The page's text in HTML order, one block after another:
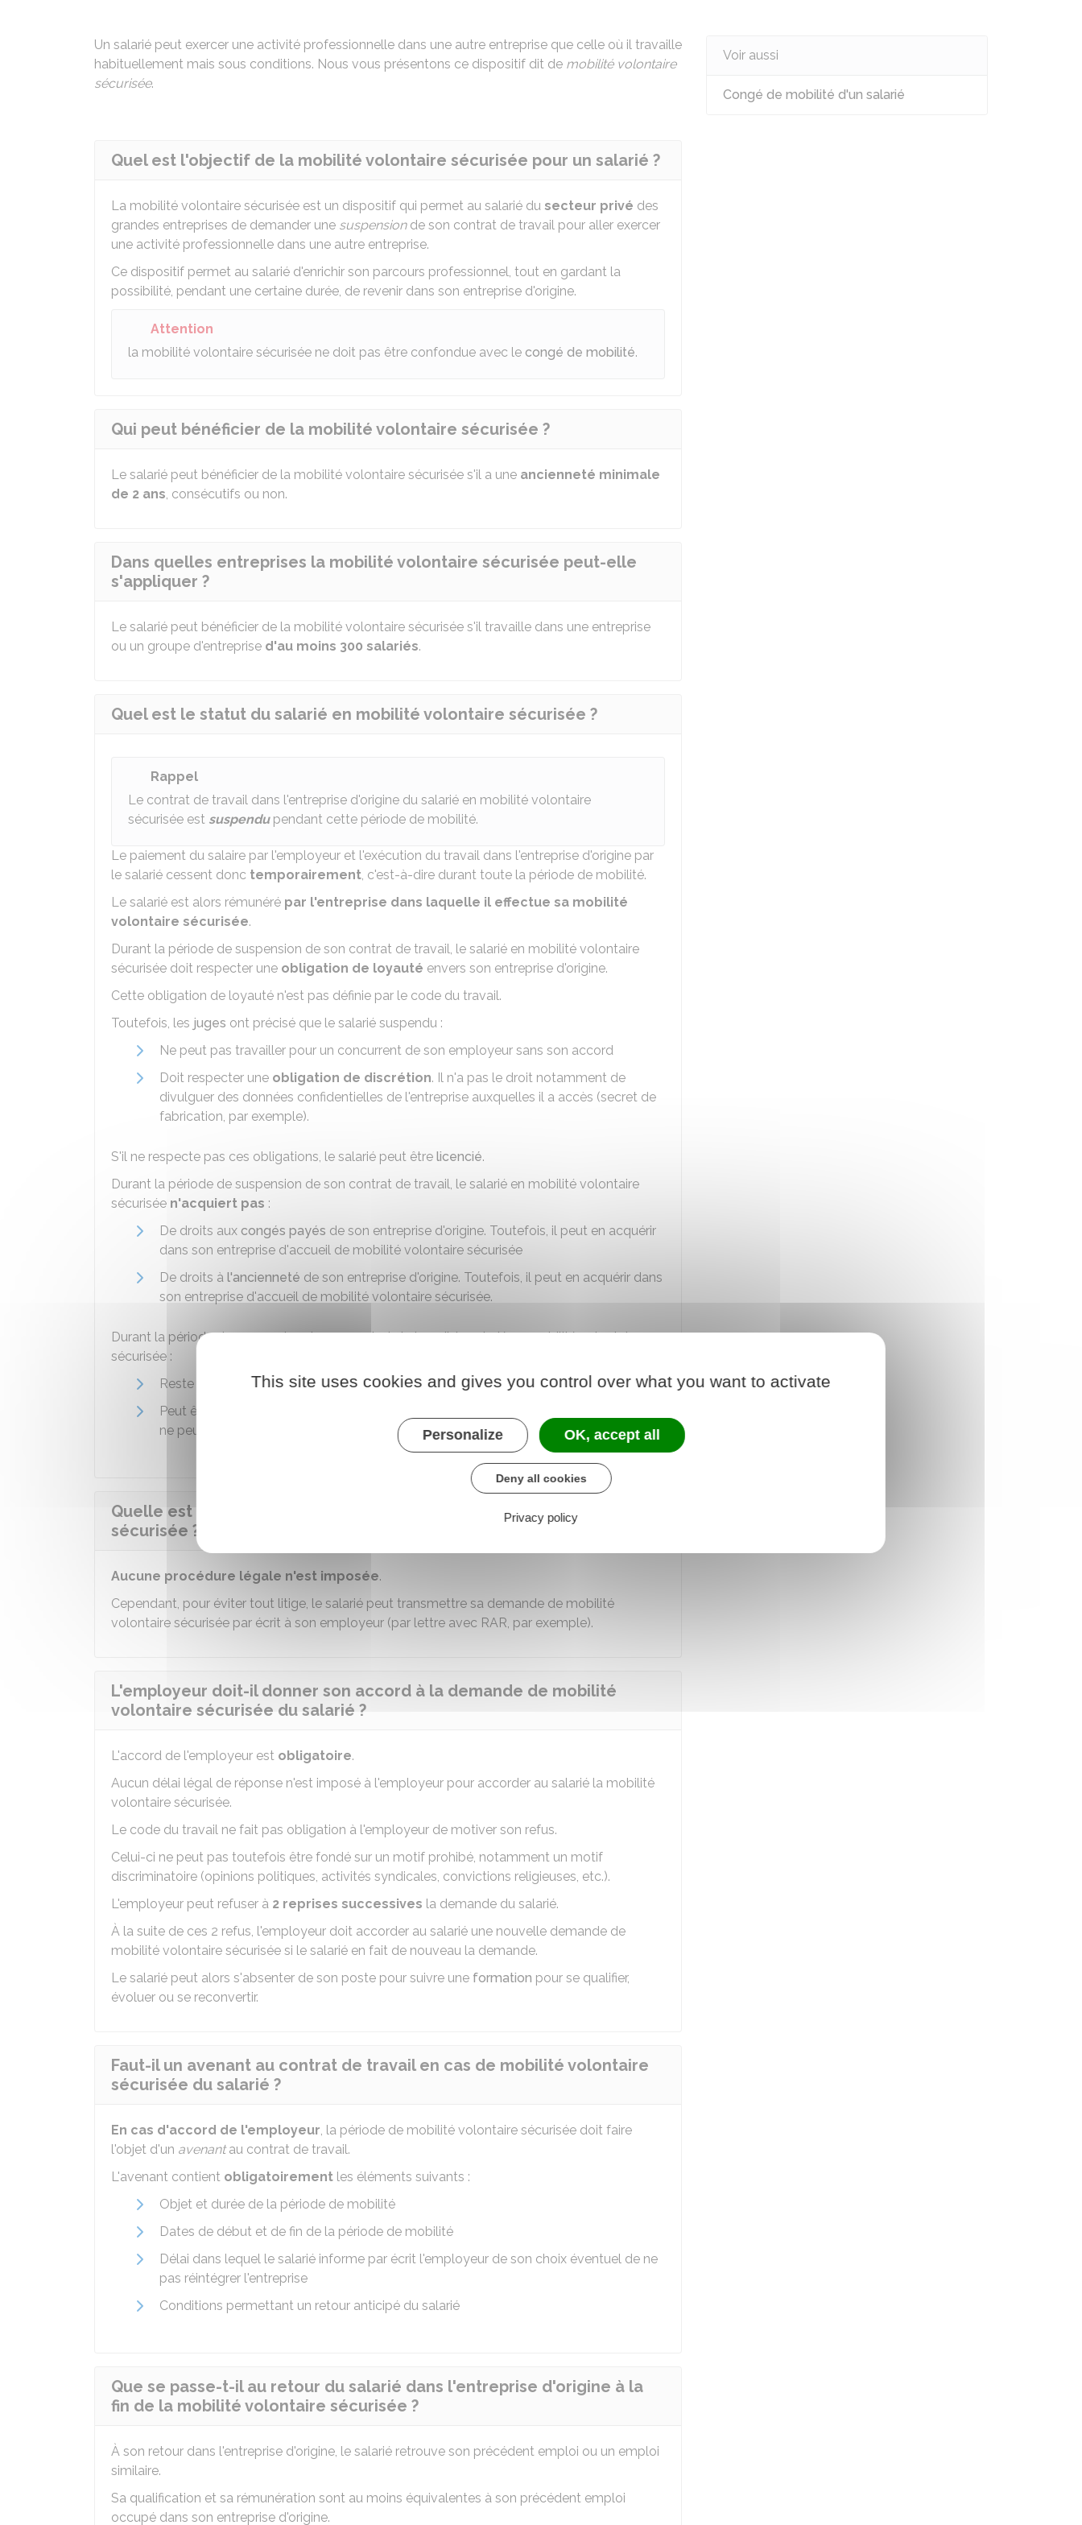
Un salarié peut exercer une activité professionnelle dans une autre entreprise que celle où il travaille
habituellement mais sous conditions. Nous vous présentons ce dispositif dit de mobilité volontaire
sécurisée.
Quel est l'objectif de la mobilité volontaire sécurisée pour un salarié ?
La mobilité volontaire sécurisée est un dispositif qui permet au salarié du secteur privé des
grandes entreprises de demander une suspensionde son contrat de travail pour aller exercer
une activité professionnelle dans une autre entreprise.
Ce dispositif permet au salarié d'enrichir son parcours professionnel, tout en gardant la
possibilité, pendant une certaine durée, de revenir dans son entreprise d'origine.
Attention
la mobilité volontaire sécurisée ne doit pas être confondue avec le congé de mobilité.
Qui peut bénéficier de la mobilité volontaire sécurisée ?
Le salarié peut bénéficier de la mobilité volontaire sécurisée s'il a une ancienneté minimale
de 2 ans, consécutifs ou non.
Dans quelles entreprises la mobilité volontaire sécurisée peut-elle
s'appliquer ?
Le salarié peut bénéficier de la mobilité volontaire sécurisée s'il travaille dans une entreprise
ou un groupe d'entreprise d'au moins 300 salariés.
Quel est le statut du salarié en mobilité volontaire sécurisée ?
Rappel
Le contrat de travail dans l'entreprise d'origine du salarié en mobilité volontaire
sécurisée est suspendu pendant cette période de mobilité.
Le paiement du salaire par l'employeur et l'exécution du travail dans l'entreprise d'origine par
le salarié cessent donc temporairement, c'est-à-dire durant toute la période de mobilité.
Le salarié est alors rémunéré par l'entreprise dans laquelle il effectue sa mobilité
volontaire sécurisée.
Durant la période de suspension de son contrat de travail, le salarié en mobilité volontaire
sécurisée doit respecter une obligation de loyauté envers son entreprise d'origine.
Cette obligation de loyauté n'est pas définie par le code du travail.
Toutefois, les juges ont précisé que le salarié suspendu :
Ne peut pas travailler pour un concurrent de son employeur sans son accord
Doit respecter une obligation de discrétion. Il n'a pas le droit notamment de
divulguer des données confidentielles de l'entreprise auxquelles il a accès (secret de
fabrication, par exemple).
S'il ne respecte pas ces obligations, le salarié peut être licencié.
Durant la période de suspension de son contrat de travail, le salarié en mobilité volontaire
sécurisée n'acquiert pas :
De droits aux congés payés de son entreprise d'origine. Toutefois, il peut en acquérir
dans son entreprise d'accueil de mobilité volontaire sécurisée
De droits à l'ancienneté de son entreprise d'origine. Toutefois, il peut en acquérir dans
son entreprise d'accueil de mobilité volontaire sécurisée.
Durant la période de suspension de son contrat de travail, le salarié en mobilité volontaire
sécurisée :
Reste un salarié faisant partie de l'effectif de son entreprise d'origine
Peut être électeur aux élections des
ne peut pas être éligible à ces élections.
Quelle est la procédure pour bénéficier de la mobilité volontaire
sécurisée ?
Aucune procédure légale n'est imposée.
Cependant, pour éviter tout litige, le salarié peut transmettre sa demande de mobilité
volontaire sécurisée par écrit à son employeur (par lettre avec RAR, par exemple).
L'employeur doit-il donner son accord à la demande de mobilité
volontaire sécurisée du salarié ?
L'accord de l'employeur est obligatoire.
Aucun délai légal de réponse n'est imposé à l'employeur pour accorder au salarié la mobilité
volontaire sécurisée.
Le code du travail ne fait pas obligation à l'employeur de motiver son refus.
Celui-ci ne peut pas toutefois être fondé sur un motif prohibé, notamment un motif
discriminatoire (opinions politiques, activités syndicales, convictions religieuses, etc.).
L'employeur peut refuser à 2 reprises successives la demande du salarié.
À la suite de ces 2 refus, l'employeur doit accorder au salarié une nouvelle demande de
mobilité volontaire sécurisée si le salarié en fait de nouveau la demande.
Le salarié peut alors s'absenter de son poste pour suivre une formation pour se qualifier,
évoluer ou se reconvertir.
Faut-il un avenant au contrat de travail en cas de mobilité volontaire
sécurisée du salarié ?
En cas d'accord de l'employeur, la période de mobilité volontaire sécurisée doit faire
l'objet d'un avenantau contrat de travail.
L'avenant contient obligatoirement les éléments suivants :
Objet et durée de la période de mobilité
Dates de début et de fin de la période de mobilité
Délai dans lequel le salarié informe par écrit l'employeur de son choix éventuel de ne
pas réintégrer l'entreprise
Conditions permettant un retour anticipé du salarié
Que se passe-t-il au retour du salarié dans l'entreprise d'origine à la
fin de la mobilité volontaire sécurisée ?
À son retour dans l'entreprise d'origine, le salarié retrouve son précédent emploi ou un emploi
similaire.
Sa qualification et sa rémunération sont au moins équivalentes à son précédent emploi
occupé dans son entreprise d'origine.
Voir aussi
Congé de mobilité d'un salarié
This site uses cookies and gives you control over what you want to activate
Personalize OK, accept all
Deny all cookies
Privacy policy